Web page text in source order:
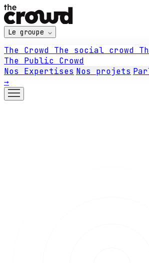
Le groupe
The Crowd The social crowd
The Public Crowd
Nos Expertises Nos projets
→